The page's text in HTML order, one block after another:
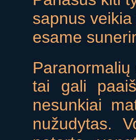
sapnus
esame
Paranormalių
tai gali
nesunkiai
nužudytas.